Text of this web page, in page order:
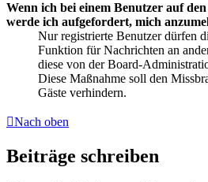
Wenn ich bei einem Benutzer auf
werde ich aufgefordert, mich
Nur registrierte Benutzer dürfen
Funktion für Nachrichten an
diese von der Board-
Diese Maßnahme soll den
Gäste verhindern.
Nach oben
Beiträge schreiben